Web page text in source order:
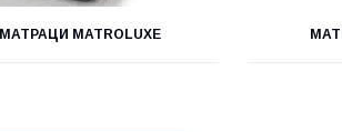
МАТРАЦИ MATROLUXE